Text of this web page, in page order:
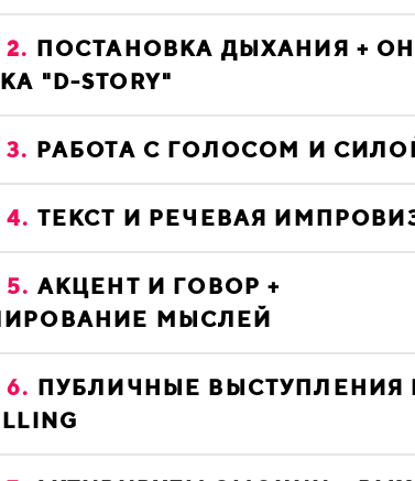
ПОСТАНОВКА ДЫХАНИЯ +
"D-STORY"
РАБОТА С ГОЛОСОМ И
ТЕКСТ И РЕЧЕВАЯ
АКЦЕНТ И ГОВОР +
МЫСЛЕЙ
ПУБЛИЧНЫЕ ВЫСТУПЛЕНИЯ